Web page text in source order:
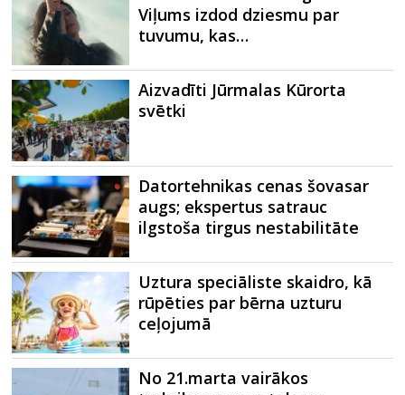
Viļums izdod dziesmu par
tuvumu, kas…
Aizvadīti Jūrmalas Kūrorta
svētki
Datortehnikas cenas šovasar
augs; ekspertus satrauc
ilgstoša tirgus nestabilitāte
Uztura speciāliste skaidro, kā
rūpēties par bērna uzturu
ceļojumā
No 21.marta vairākos